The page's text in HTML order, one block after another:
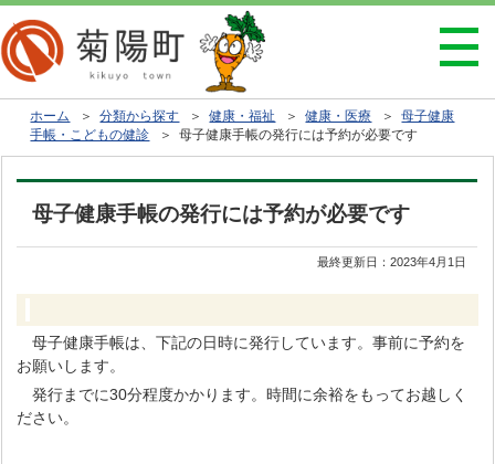
ホーム ＞分類から探す ＞健康・福祉 ＞健康・医療 ＞母子健康
手帳・こどもの健診 ＞ 母子健康手帳の発行には予約が必要です
母子健康手帳の発行には予約が必要です
最終更新日：2023年4月1日
母子健康手帳は、下記の日時に発行しています。事前に予約を
お願いします。
発行までに30分程度かかります。時間に余裕をもってお越しく
ださい。